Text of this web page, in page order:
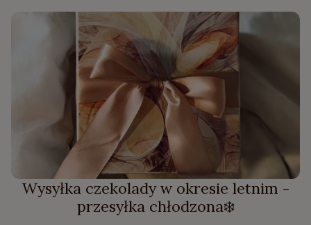
Wysyłka czekolady w okresie letnim -
przesyłka chłodzona❄️